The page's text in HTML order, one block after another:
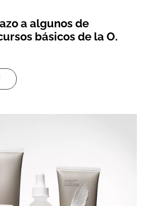
a algunos de
básicos de la O.